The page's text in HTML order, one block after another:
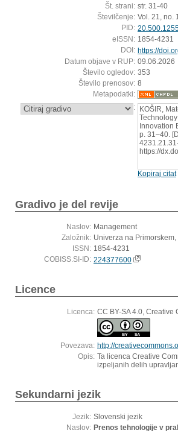
Št. strani: str. 31-40
Številčenje: Vol. 21, no. 1
PID:
eISSN: 1854-4231
DOI: https://
Datum objave v RUP: 09.06.2026
Število ogledov: 353
Število prenosov: 8
Metapodatki:
: KOŠIR,
Innovation
p. 31–40.
https://
Kopiraj citat
Gradivo je del revije
Naslov: Management
Založnik: Univerza na
ISSN: 1854-4231
COBISS.SI-ID: 224377600
Licence
Licenca: CC BY-SA 4.0,
Povezava: http://
Opis: Ta licenca Creative
izpeljanih delih
Sekundarni jezik
Jezik: Slovenski jezik
Naslov: Prenos tehnologije v